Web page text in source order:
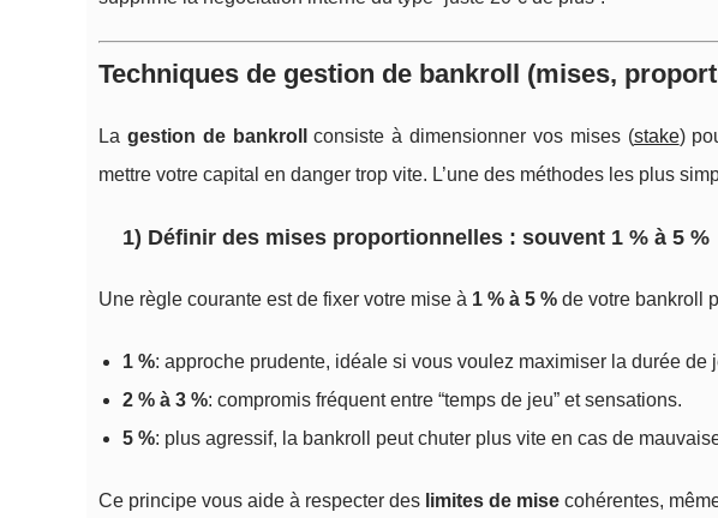
Techniques de gestion de bankroll (mises,
La gestion de bankroll consiste à dimensionner vos mises (stake)
mettre votre capital en danger trop vite. L’une des méthodes les plus
1) Définir des mises proportionnelles : souvent 1 % à 5 %
Une règle courante est de fixer votre mise à 1 % à 5 % de votre bankroll
1 %: approche prudente, idéale si vous voulez maximiser la durée de
2 % à 3 %: compromis fréquent entre “temps de jeu” et sensations.
5 %: plus agressif, la bankroll peut chuter plus vite en cas de
Ce principe vous aide à respecter des limites de mise cohérentes,